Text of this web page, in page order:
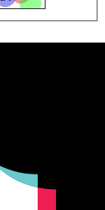
Descoperă